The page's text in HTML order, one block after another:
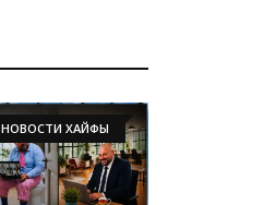
НОВОСТИ ХАЙФЫ